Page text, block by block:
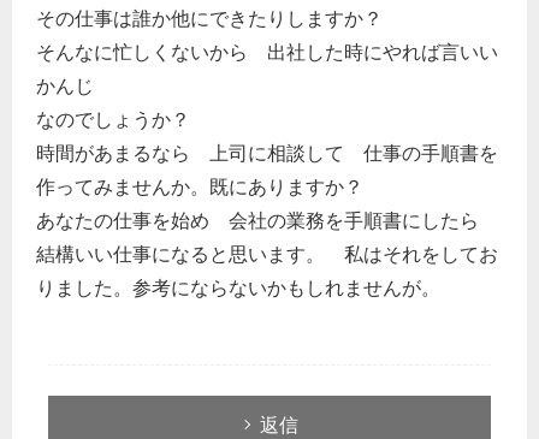
その仕事は誰か他にできたりしますか？
そんなに忙しくないから 出社した時にやれば言いい
かんじ
なのでしょうか？
時間があまるなら 上司に相談して 仕事の手順書を
作ってみませんか。既にありますか？
あなたの仕事を始め 会社の業務を手順書にしたら
結構いい仕事になると思います。 私はそれをしてお
りました。参考にならないかもしれませんが。
返信